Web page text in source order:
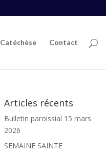
Catéchèse Contact
Articles récents
Bulletin paroissial 15 mars
2026
SEMAINE SAINTE